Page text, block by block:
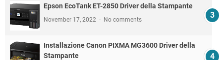
Epson EcoTank ET-2850 Driver della Stampante
November 17, 2022 No comments
Installazione Canon PIXMA MG3600 Driver della
Stampante